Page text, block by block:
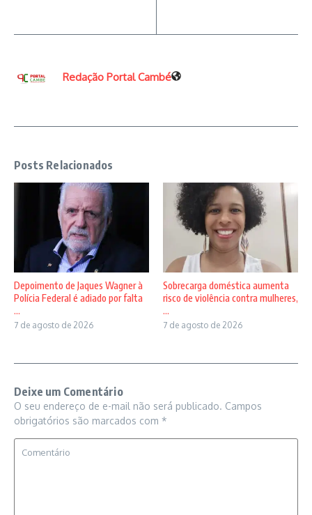
Redação Portal Cambé
Posts Relacionados
Depoimento de Jaques Wagner à
Polícia Federal é adiado por falta
...
7 de agosto de 2026
Sobrecarga doméstica aumenta
risco de violência contra mulheres,
...
7 de agosto de 2026
Deixe um Comentário
O seu endereço de e-mail não será publicado. Campos
obrigatórios são marcados com *